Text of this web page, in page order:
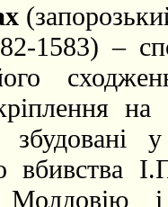
1583) –
на
вбивства
і